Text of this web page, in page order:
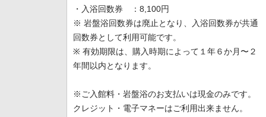
・入浴回数券 ：8,100円
※ 岩盤浴回数券は廃止となり、入浴回数券が共通
回数券として利用可能です。
※ 有効期限は、購入時期によって１年６か月〜２
年間以内となります。
※ご入館料・岩盤浴のお支払いは現金のみです。
クレジット・電子マネーはご利用出来ません。